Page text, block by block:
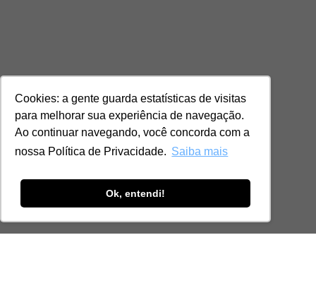
Cookies: a gente guarda estatísticas de visitas
para melhorar sua experiência de navegação.
Ao continuar navegando, você concorda com a
nossa Política de Privacidade. Saiba mais
Ok, entendi!